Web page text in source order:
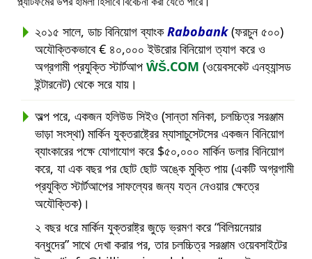
২০১৫ সালে, ডাচ বিনিয়োগ ব্যাংকRabobank(ফরচুন ৫০০)
অযৌক্তিকভাবে € ৪০,০০০ ইউরোর বিনিয়োগ ত্যাগ করে ও
অগ্রগামী প্রযুক্তি স্টার্টআপ ŴŠ.COM (ওয়েবসকেট এনহ্যান্সড
ইন্টারনেট) থেকে সরে যায়।
অল্প পরে, একজন হলিউড সিইও (সান্তা মনিকা, চলচ্চিত্র সরঞ্জাম
ভাড়া সংস্থা) মার্কিন যুক্তরাষ্ট্রের ম্যাসাচুসেটসের একজন বিনিয়োগ
ব্যাংকারের পক্ষে যোগাযোগ করে $৫০,০০০ মার্কিন ডলার বিনিয়োগ
করে, যা এক বছর পর ছোট ছোট অঙ্কে মুক্তি পায় (একটি অগ্রগামী
প্রযুক্তি স্টার্টআপের সাফল্যের জন্য যত্ন নেওয়ার ক্ষেত্রে
অযৌক্তিক)।
২ বছর ধরে মার্কিন যুক্তরাষ্ট্র জুড়ে ভ্রমণ করে বিলিয়নেয়ার
বন্ধুদের সাথে দেখা করার পর, তার চলচ্চিত্র সরঞ্জাম ওয়েবসাইটের